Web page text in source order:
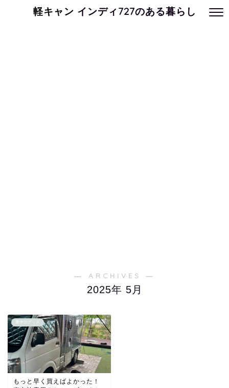
軽キャン インディ727のある暮らし
― ARCHIVES ―
2025年 5月
車中泊グッズ
もっと早く買えばよかった！